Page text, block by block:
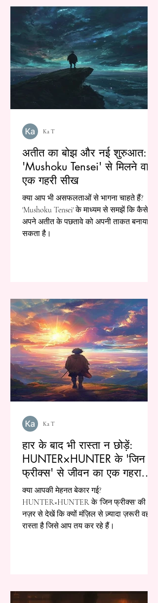
अतीत का बोझ और नई शुरुआत:
'Mushoku Tensei' से मिलने वाली
एक गहरी सीख
क्या आप भी असफलताओं से भागना चाहते हैं?
'Mushoku Tensei' के माध्यम से समझें कि कैसे
अपने अतीत के पछतावे को अपनी ताकत बनाया जा
सकता है।
Ka T
हार के बाद भी रास्ता न छोड़ें:
HUNTER×HUNTER के 'जिन
फ्रीक्स' से जीवन का एक गहरा
सबक
क्या आपकी मेहनत बेकार गई?
HUNTER×HUNTER के 'जिन फ्रीक्स' की
नज़र से देखें कि क्यों मंज़िल से ज़्यादा ज़रूरी वह
रास्ता है जिसे आप तय कर रहे हैं।
Ka T